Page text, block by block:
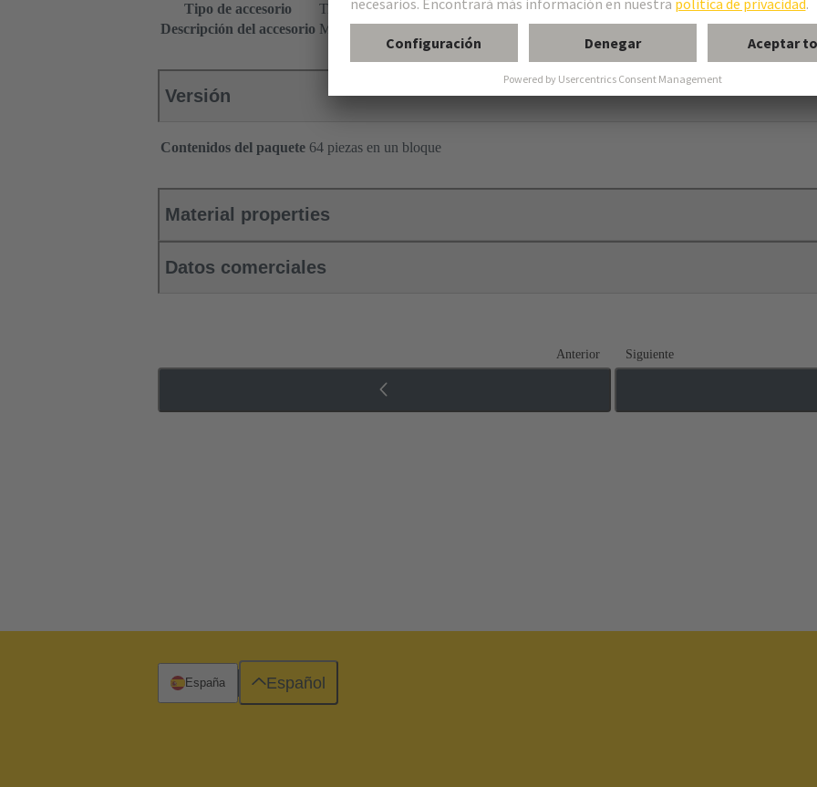
Tipo de accesorio
Tira de identificación
Descripción del accesorio Multicontorno (MK)
Versión
Contenidos del paquete 64 piezas en un bloque
Material properties
Datos comerciales
Anterior Siguiente
España Español